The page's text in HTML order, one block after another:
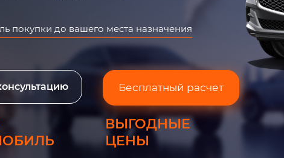
покупки до вашего места назначения
Бесплатный расчет
ВЫГОДНЫЕ
ЦЕНЫ